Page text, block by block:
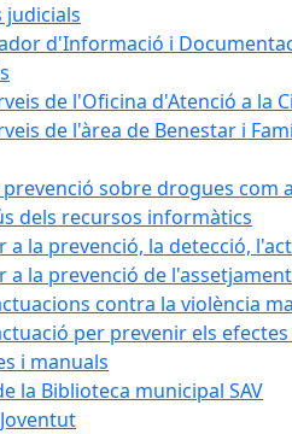
judicials
d'Informació i
de l'Oficina d'Atenció a la
de l'àrea de Benestar i
sobre drogues com
dels recursos informàtics
a la prevenció, la detecció,
a la prevenció de
contra la violència
per prevenir els
i manuals
la Biblioteca municipal SAV